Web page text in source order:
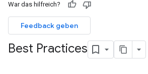
War das hilfreich?
Feedback geben
Best Practices